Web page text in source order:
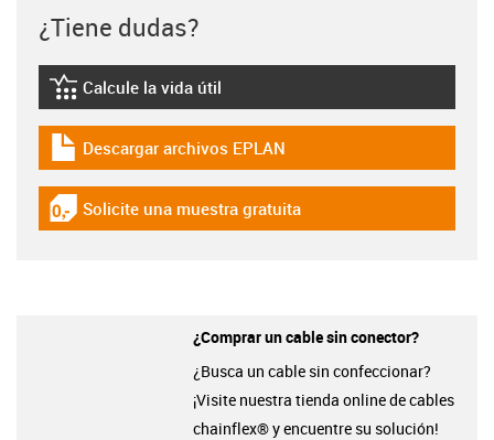
¿Tiene dudas?
igus-icon-lebensdauerrechner
Calcule la vida útil
igus-icon-download-plan
Descargar archivos EPLAN
igus-icon-gratismuster
Solicite una muestra gratuita
¿Comprar un cable sin conector?
¿Busca un cable sin confeccionar?
¡Visite nuestra tienda online de cables
chainflex® y encuentre su solución!